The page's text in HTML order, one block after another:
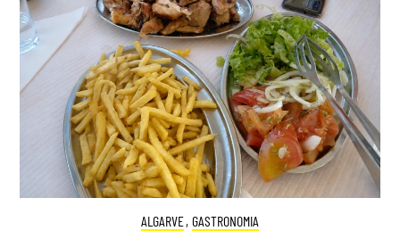
ALGARVE, GASTRONOMIA